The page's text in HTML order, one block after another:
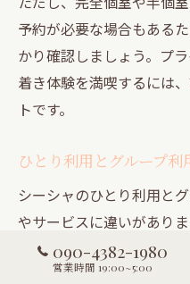
予約が必要な場合もある
かり確認しましょう。プ
着き体験を満喫するには
トです。
ひとり利用とグループ利
シーシャのひとり利用と
やサービスに違いがあり
さやプライベート感を重
す。一方、グループ利用
090-4382-1980
営業時間 19:00~5:00